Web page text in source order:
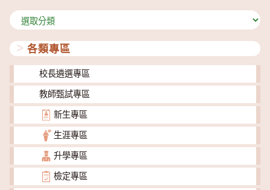
分
類
各類專區
校長遴選專區
教師甄試專區
新生專區
生涯專區
升學專區
檢定專區